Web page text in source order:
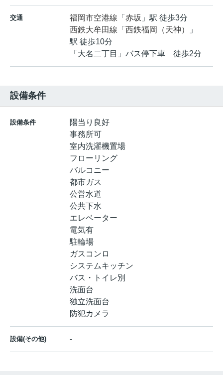
交通 福岡市空港線 「 赤坂 」駅 徒歩3分
西鉄大牟田線 「 西鉄福岡（天神）
」
駅 徒歩10分
「大名二丁目」バス停下車 徒歩2分
設備条件
設備条件
陽当り良好
事務所可
室内洗濯機置場
フローリング
バルコニー
都市ガス
公営水道
公共下水
エレベーター
電気有
駐輪場
ガスコンロ
システムキッチン
バス・トイレ別
洗面台
独立洗面台
防犯カメラ
設備(その他) -